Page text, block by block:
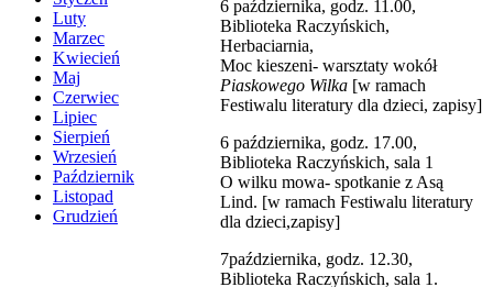
Luty
Marzec
Kwiecień
Maj
Czerwiec
Lipiec
Sierpień
Wrzesień
Październik
Listopad
Grudzień
6 października, godz. 11.00,
Biblioteka Raczyńskich,
Herbaciarnia,
Moc kieszeni- warsztaty wokół
Piaskowego Wilka [w ramach
Festiwalu literatury dla dzieci, zapisy]
6 października, godz. 17.00,
Biblioteka Raczyńskich, sala 1
O wilku mowa- spotkanie z Asą
Lind. [w ramach Festiwalu literatury
dla dzieci,zapisy]
7października, godz. 12.30,
Biblioteka Raczyńskich, sala 1.